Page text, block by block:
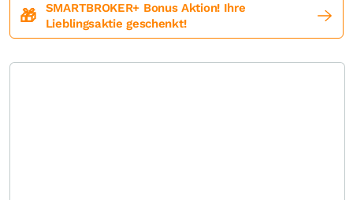
🎁
SMARTBROKER+ Bonus Aktion! Ihre
Lieblingsaktie geschenkt!